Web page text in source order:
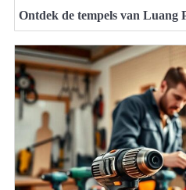
Ontdek de tempels van Luang